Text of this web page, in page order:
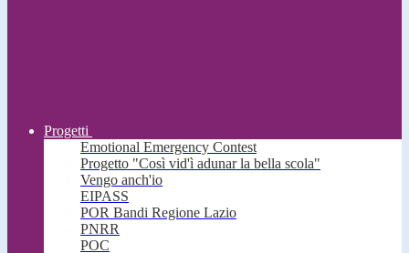
Progetti
Emotional Emergency Contest
Progetto "Così vid'ì adunar la bella scola"
Vengo anch'io
EIPASS
POR Bandi Regione Lazio
PNRR
POC